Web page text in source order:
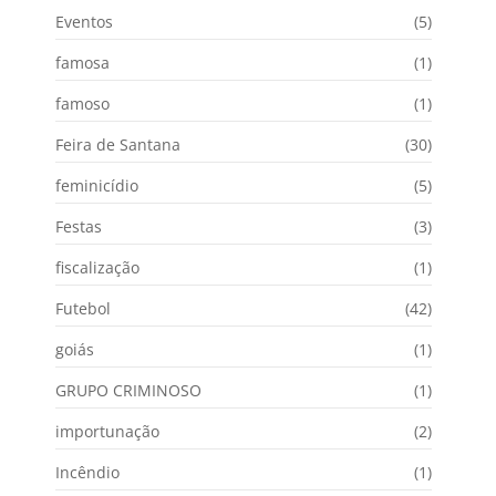
Eventos
(5)
famosa
(1)
famoso
(1)
Feira de Santana
(30)
feminicídio
(5)
Festas
(3)
fiscalização
(1)
Futebol
(42)
goiás
(1)
GRUPO CRIMINOSO
(1)
importunação
(2)
Incêndio
(1)